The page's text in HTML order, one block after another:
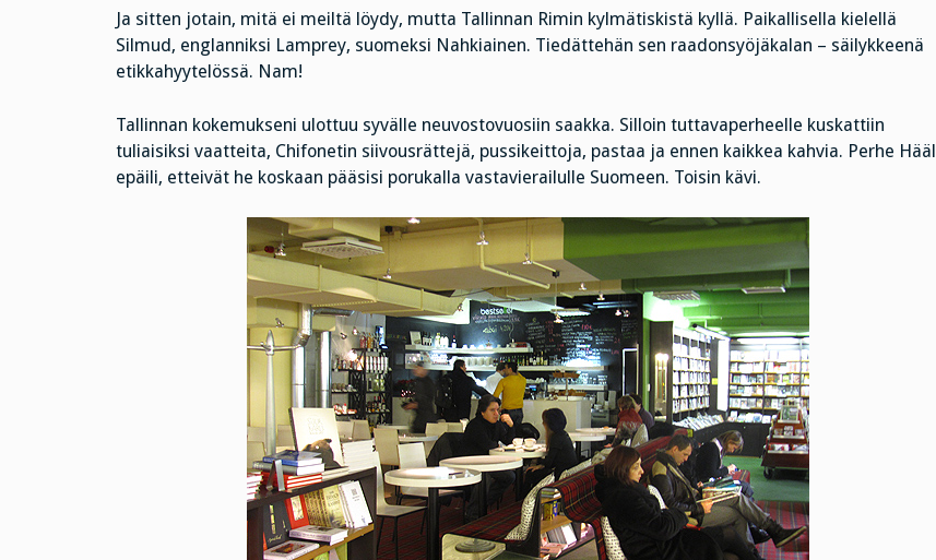
Ja sitten jotain, mitä ei meiltä löydy, mutta Tallinnan Rimin kylmätiskistä kyllä. Paikallisella kielellä
Silmud, englanniksi Lamprey, suomeksi Nahkiainen. Tiedättehän sen raadonsyöjäkalan – säilykkeenä
etikkahyytelössä. Nam!
Tallinnan kokemukseni ulottuu syvälle neuvostovuosiin saakka. Silloin tuttavaperheelle kuskattiin
tuliaisiksi vaatteita, Chifonetin siivousrättejä, pussikeittoja, pastaa ja ennen kaikkea kahvia. Perhe Hääl
epäili, etteivät he koskaan pääsisi porukalla vastavierailulle Suomeen. Toisin kävi.